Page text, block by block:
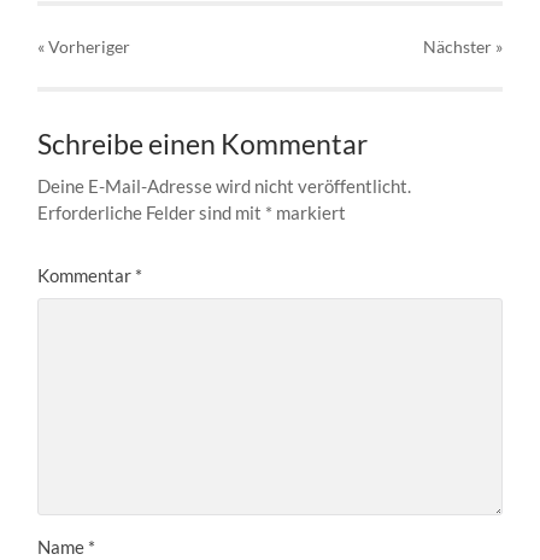
« Vorheriger Nächster »
Schreibe einen Kommentar
Deine E-Mail-Adresse wird nicht veröffentlicht.
Erforderliche Felder sind mit * markiert
Kommentar *
Name *